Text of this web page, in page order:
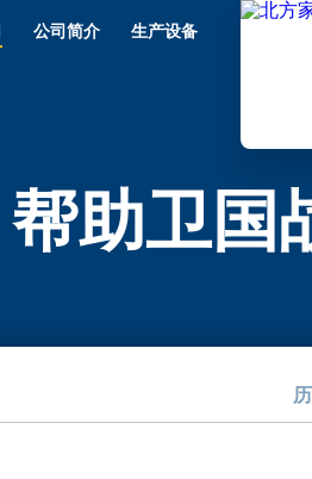
公司简介 生产设备
帮助卫国